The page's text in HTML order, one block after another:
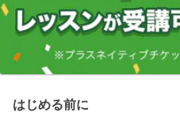
はじめる前に